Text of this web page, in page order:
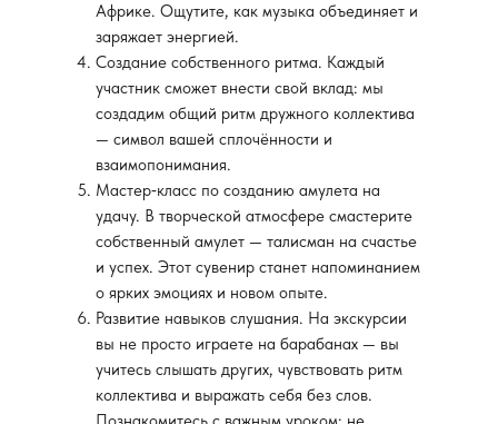
Африке. Ощутите, как музыка объединяет и
заряжает энергией.
Создание собственного ритма. Каждый
участник сможет внести свой вклад: мы
создадим общий ритм дружного коллектива
— символ вашей сплочённости и
взаимопонимания.
Мастер‑класс по созданию амулета на
удачу. В творческой атмосфере смастерите
собственный амулет — талисман на счастье
и успех. Этот сувенир станет напоминанием
о ярких эмоциях и новом опыте.
Развитие навыков слушания. На экскурсии
вы не просто играете на барабанах — вы
учитесь слышать других, чувствовать ритм
коллектива и выражать себя без слов.